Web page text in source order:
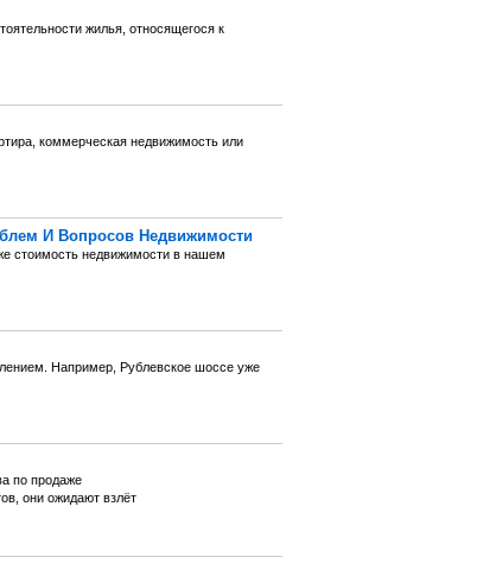
жилья, относящегося к
коммерческая недвижимость или
И Вопросов Недвижимости
стоимость недвижимости в нашем
Например, Рублевское шоссе уже
по продаже
они ожидают взлёт